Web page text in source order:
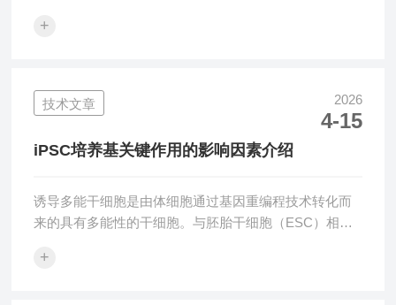
作用力。这类力学刺激并非单纯的物理外力，而是调控
度条件，完quan缺失体内真实力学刺激环境，培养出的
细胞生理状态与体内原生细胞差异显著，难以精准还原
机体生理病理变化机制。细胞拉伸仪作为生物力学细胞
培养实验的核心专用设备，可精准复刻体内细胞受力...
+
技术文章 2026
4-15
iPSC培养基关键作用的影响因素介绍
诱导多能干细胞是由体细胞通过基因重编程技术转化而
来的具有多能性的干细胞。与胚胎干细胞（ESC）相
免使用胚胎来源的细胞，从而克服了伦理困境。iPSC具
+